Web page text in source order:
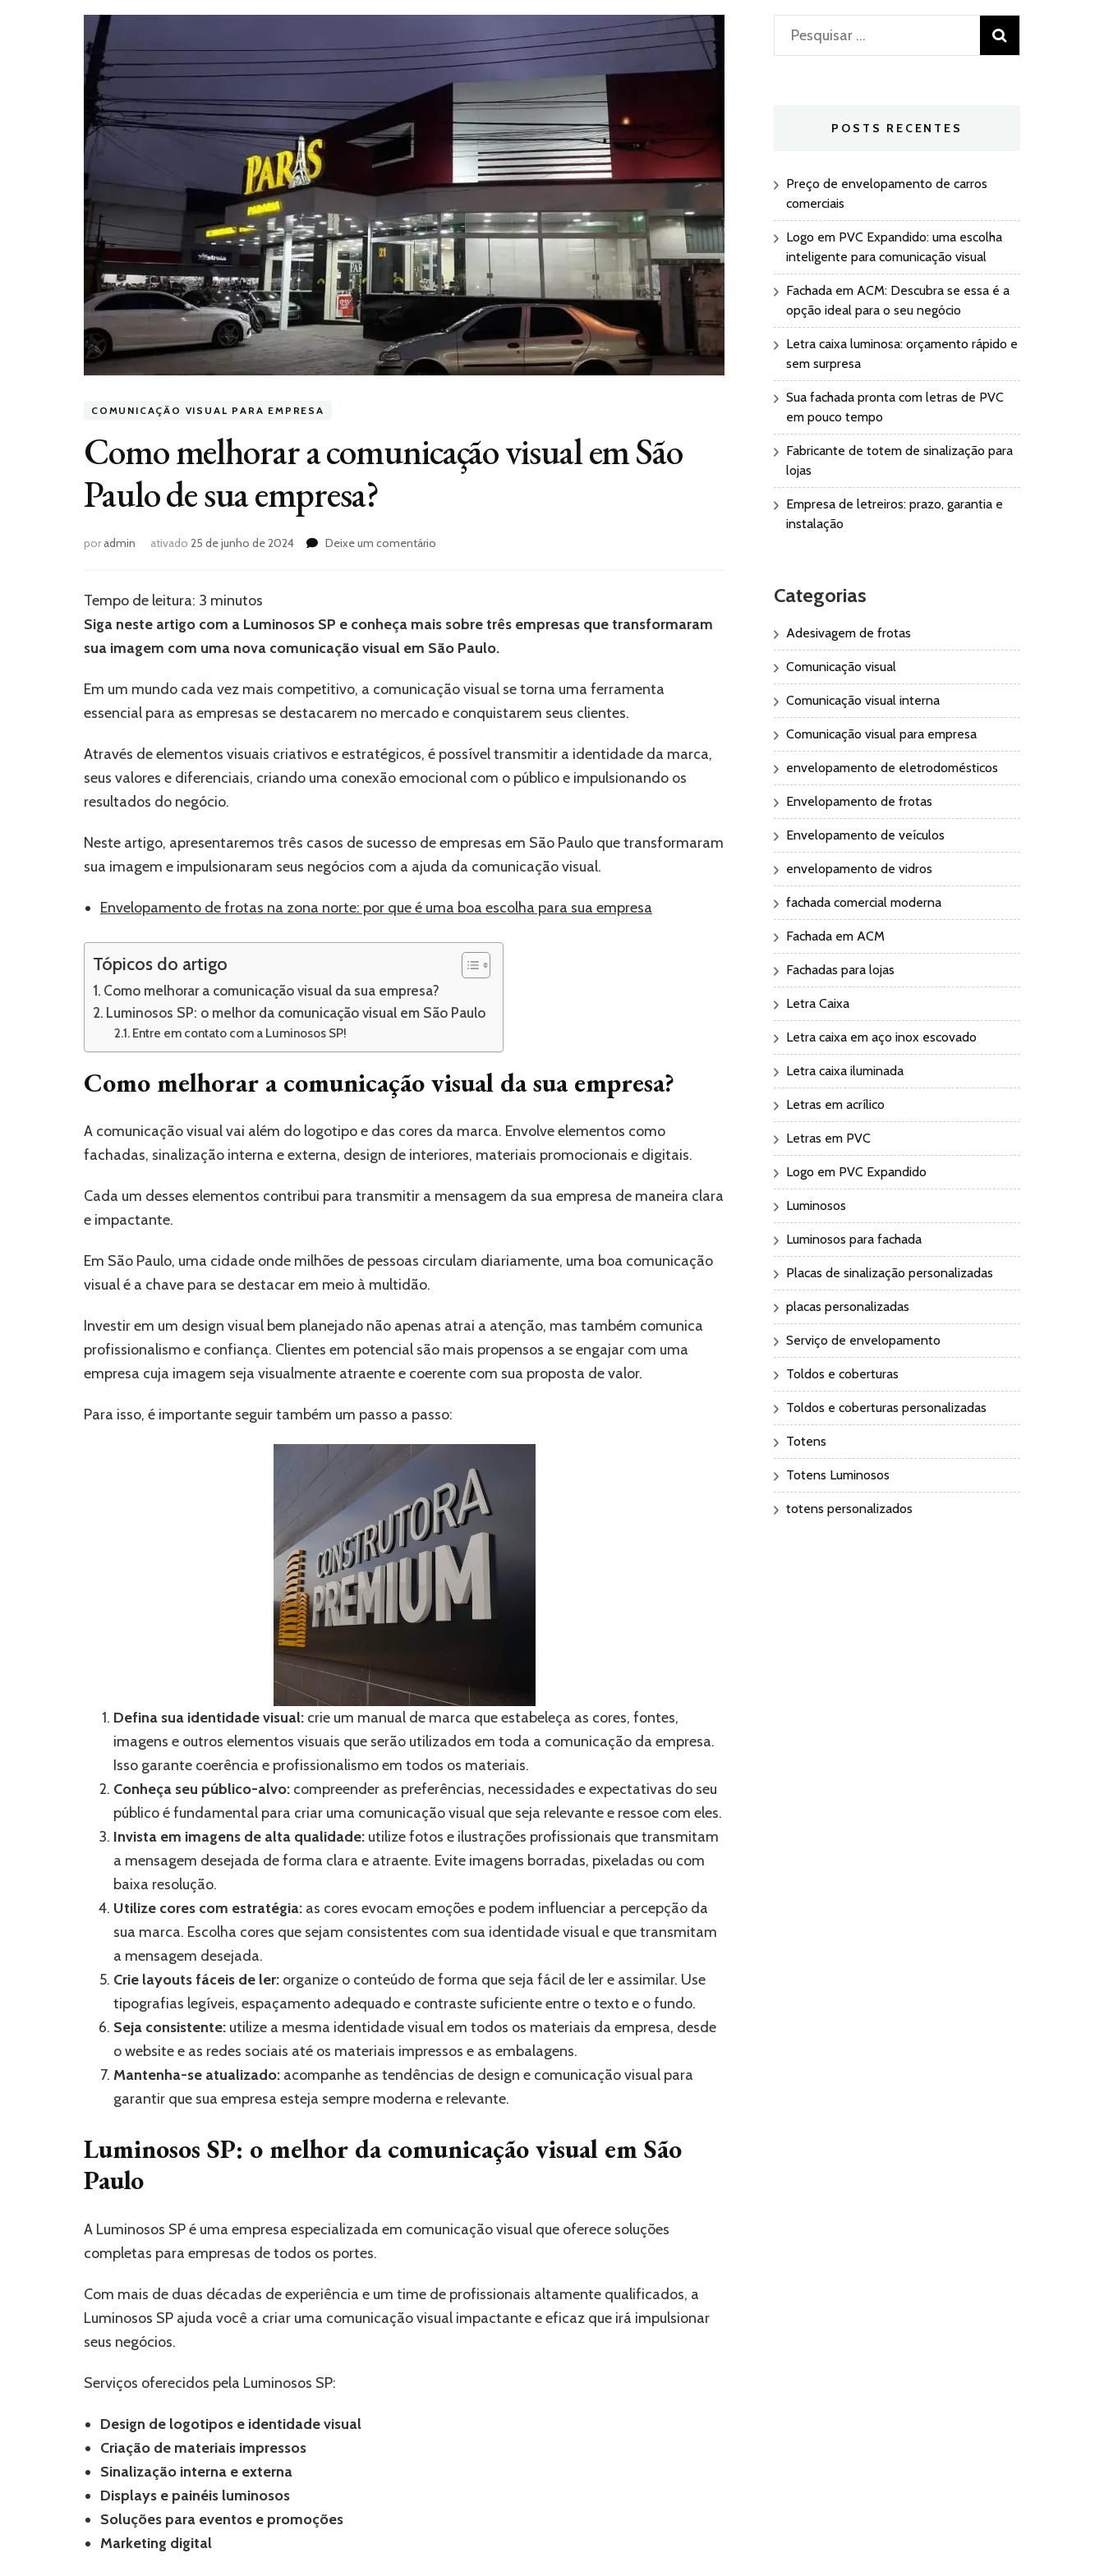
COMUNICAÇÃO VISUAL PARA EMPRESA
Como melhorar a comunicação visual em São
Paulo de sua empresa?
poradmin ativado 25 de junho de 2024 Deixe um comentário
visual
em
Paulo
de
sua
Tempo de leitura: 3 minutos
Siga neste artigo com a Luminosos SP e conheça mais sobre três empresas que transformaram
sua imagem com uma nova comunicação visual em São Paulo.
Em um mundo cada vez mais competitivo, a comunicação visual se torna uma ferramenta
essencial para as empresas se destacarem no mercado e conquistarem seus clientes.
Através de elementos visuais criativos e estratégicos, é possível transmitir a identidade da marca,
seus valores e diferenciais, criando uma conexão emocional com o público e impulsionando os
resultados do negócio.
Neste artigo, apresentaremos três casos de sucesso de empresas em São Paulo que transformaram
sua imagem e impulsionaram seus negócios com a ajuda da comunicação visual.
Envelopamento de frotas na zona norte: por que é uma boa escolha para sua empresa
Tópicos do artigo
Como melhorar a comunicação visual da sua empresa?
Luminosos SP: o melhor da comunicação visual em São Paulo
Entre em contato com a Luminosos SP!
Como melhorar a comunicação visual da sua empresa?
A comunicação visual vai além do logotipo e das cores da marca. Envolve elementos como
fachadas, sinalização interna e externa, design de interiores, materiais promocionais e digitais.
Cada um desses elementos contribui para transmitir a mensagem da sua empresa de maneira clara
e impactante.
Em São Paulo, uma cidade onde milhões de pessoas circulam diariamente, uma boa comunicação
visual é a chave para se destacar em meio à multidão.
Investir em um design visual bem planejado não apenas atrai a atenção, mas também comunica
profissionalismo e confiança. Clientes em potencial são mais propensos a se engajar com uma
empresa cuja imagem seja visualmente atraente e coerente com sua proposta de valor.
Para isso, é importante seguir também um passo a passo:
Defina sua identidade visual: crie um manual de marca que estabeleça as cores, fontes,
imagens e outros elementos visuais que serão utilizados em toda a comunicação da empresa.
Isso garante coerência e profissionalismo em todos os materiais.
Conheça seu público-alvo: compreender as preferências, necessidades e expectativas do seu
público é fundamental para criar uma comunicação visual que seja relevante e ressoe com eles.
Invista em imagens de alta qualidade: utilize fotos e ilustrações profissionais que transmitam
a mensagem desejada de forma clara e atraente. Evite imagens borradas, pixeladas ou com
baixa resolução.
Utilize cores com estratégia: as cores evocam emoções e podem influenciar a percepção da
sua marca. Escolha cores que sejam consistentes com sua identidade visual e que transmitam
a mensagem desejada.
Crie layouts fáceis de ler: organize o conteúdo de forma que seja fácil de ler e assimilar. Use
tipografias legíveis, espaçamento adequado e contraste suficiente entre o texto e o fundo.
Seja consistente: utilize a mesma identidade visual em todos os materiais da empresa, desde
o website e as redes sociais até os materiais impressos e as embalagens.
Mantenha-se atualizado: acompanhe as tendências de design e comunicação visual para
garantir que sua empresa esteja sempre moderna e relevante.
Luminosos SP: o melhor da comunicação visual em São
Paulo
A Luminosos SP é uma empresa especializada em comunicação visual que oferece soluções
completas para empresas de todos os portes.
Com mais de duas décadas de experiência e um time de profissionais altamente qualificados, a
Luminosos SP ajuda você a criar uma comunicação visual impactante e eficaz que irá impulsionar
seus negócios.
Serviços oferecidos pela Luminosos SP:
Design de logotipos e identidade visual
Criação de materiais impressos
Sinalização interna e externa
Displays e painéis luminosos
Soluções para eventos e promoções
Marketing digital
Pesquisar
por:
POSTS RECENTES
Preço de envelopamento de carros
comerciais
Logo em PVC Expandido: uma escolha
inteligente para comunicação visual
Fachada em ACM: Descubra se essa é a
opção ideal para o seu negócio
Letra caixa luminosa: orçamento rápido e
sem surpresa
Sua fachada pronta com letras de PVC
em pouco tempo
Fabricante de totem de sinalização para
lojas
Empresa de letreiros: prazo, garantia e
instalação
Categorias
Adesivagem de frotas
Comunicação visual
Comunicação visual interna
Comunicação visual para empresa
envelopamento de eletrodomésticos
Envelopamento de frotas
Envelopamento de veículos
envelopamento de vidros
fachada comercial moderna
Fachada em ACM
Fachadas para lojas
Letra Caixa
Letra caixa em aço inox escovado
Letra caixa iluminada
Letras em acrílico
Letras em PVC
Logo em PVC Expandido
Luminosos
Luminosos para fachada
Placas de sinalização personalizadas
placas personalizadas
Serviço de envelopamento
Toldos e coberturas
Toldos e coberturas personalizadas
Totens
Totens Luminosos
totens personalizados